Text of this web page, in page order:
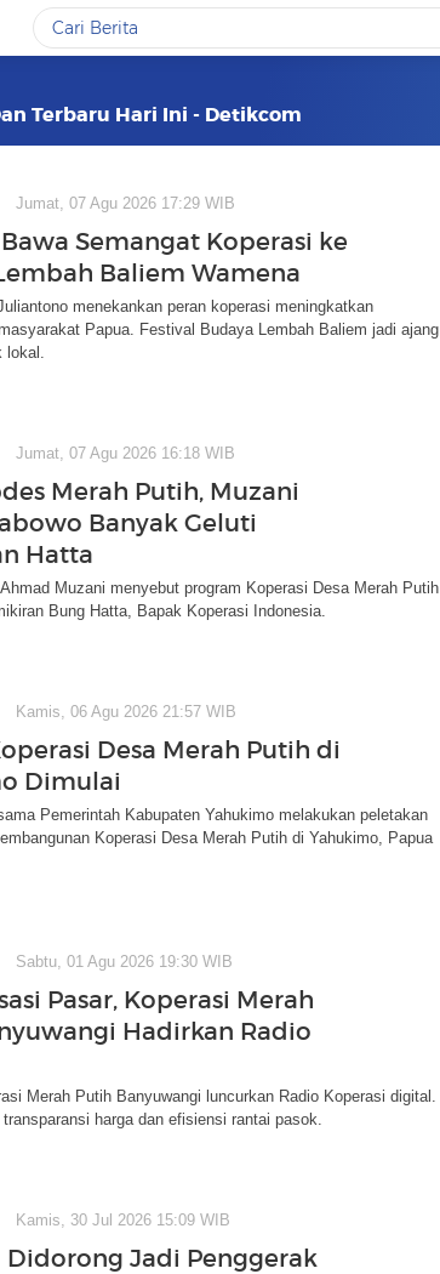
Terbaru Hari Ini - Detikcom
Jumat, 07 Agu 2026 17:29 WIB
Semangat Koperasi ke
Baliem Wamena
menekankan peran koperasi meningkatkan
Papua. Festival Budaya Lembah Baliem jadi ajang
lokal.
Jumat, 07 Agu 2026 16:18 WIB
Merah Putih, Muzani
Banyak Geluti
Hatta
Muzani menyebut program Koperasi Desa Merah Putih
Bung Hatta, Bapak Koperasi Indonesia.
Kamis, 06 Agu 2026 21:57 WIB
Desa Merah Putih di
Dimulai
Pemerintah Kabupaten Yahukimo melakukan peletakan
Koperasi Desa Merah Putih di Yahukimo, Papua
Sabtu, 01 Agu 2026 19:30 WIB
Pasar, Koperasi Merah
Hadirkan Radio
Merah Putih Banyuwangi luncurkan Radio Koperasi digital.
harga dan efisiensi rantai pasok.
Kamis, 30 Jul 2026 15:09 WIB
Didorong Jadi Penggerak